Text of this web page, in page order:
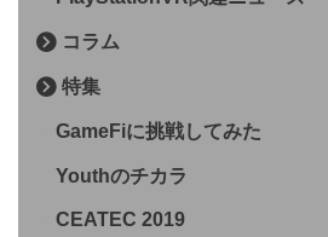
コラム
特集
GameFiに挑戦してみた
Youthのチカラ
CEATEC 2019